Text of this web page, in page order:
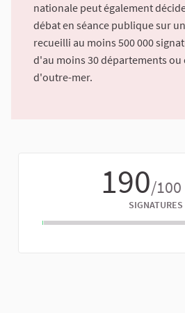
nationale peut également
débat en séance publique sur
recueilli au moins 500 000
d'au moins 30 départements ou
d'outre-mer.
190/100
SIGNATURES